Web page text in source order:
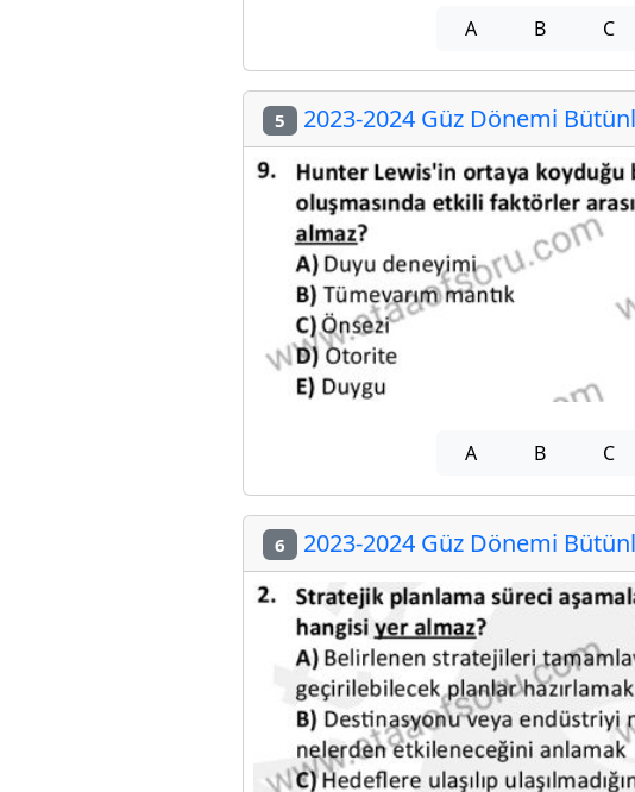
A B C
5 2023-2024 Güz Dönemi
A B C
6 2023-2024 Güz Dönemi